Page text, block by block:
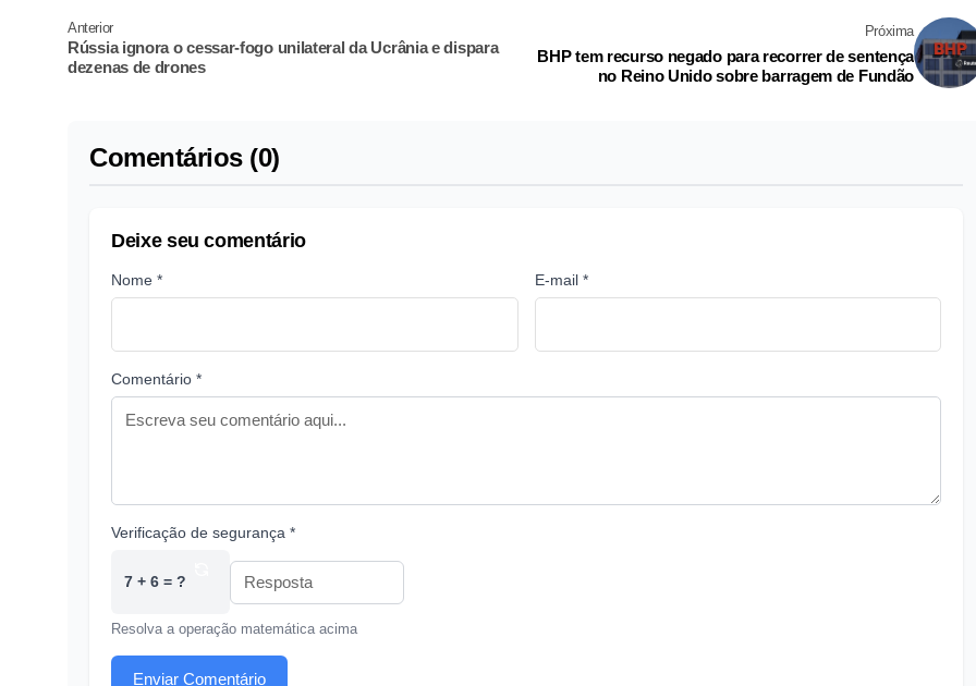
Anterior
Rússia ignora o cessar-fogo unilateral da Ucrânia e dispara
dezenas de drones
Próxima
BHP tem recurso negado para recorrer de sentença
no Reino Unido sobre barragem de Fundão
Comentários (0)
Deixe seu comentário
Nome * E-mail *
Comentário *
Verificação de segurança *
7 + 6 = ?
Resolva a operação matemática acima
Enviar Comentário